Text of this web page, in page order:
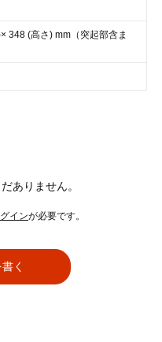
348 (高さ) mm（突起部含ま
ありません。
インが必要です。
く